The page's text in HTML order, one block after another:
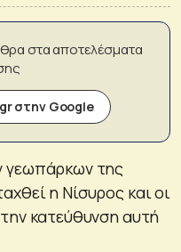
στα αποτελέσματα
στην Google
γεωπάρκων της
η Νίσυρος και οι
κατεύθυνση αυτή